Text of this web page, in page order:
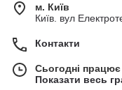
м. Київ
Київ. вул
Контакти
Сьогодні
Показати весь